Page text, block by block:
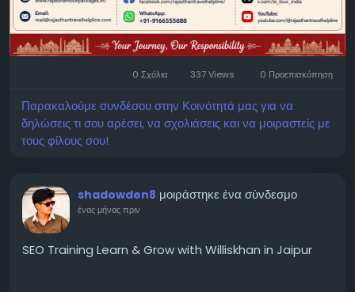
0 Σχόλια 337 Views 0 Προεπισκόπηση
Παρακαλούμε συνδέσου στην Κοινότητά μας για να
δηλώσεις τι σου αρέσει, να σχολιάσεις και να μοιραστείς με
τους φίλους σου!
shadowden8 μοιράστηκε ένα σύνδεσμο
ένας μήνας πριν
SEO Training Learn & Grow with Williskhan in Jaipur